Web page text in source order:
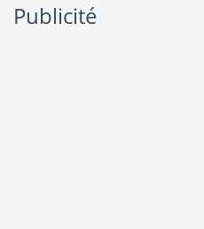
Publicité